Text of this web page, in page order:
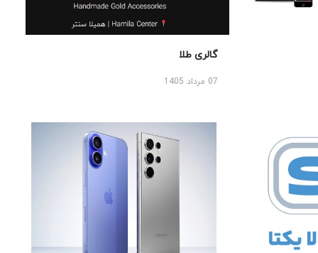
گالری طلا
07 مرداد 1405